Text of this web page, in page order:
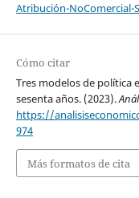
Atribución-NoComercial-
Cómo citar
Tres modelos de política
sesenta años. (2023).
https://
974
Más formatos de cita